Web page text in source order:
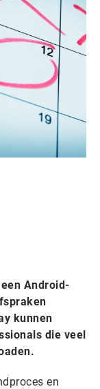
Android-
kunnen
die veel
en